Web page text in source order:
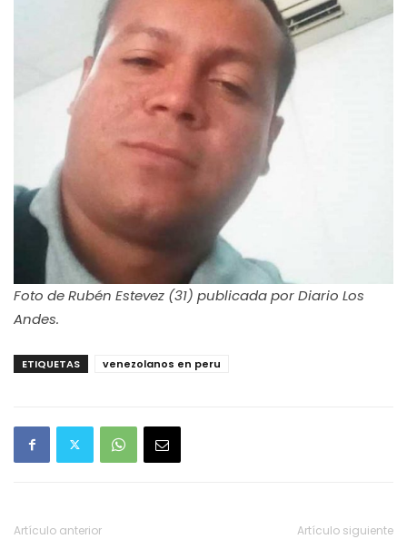
Foto de Rubén Estevez (31) publicada por Diario Los
Andes.
ETIQUETAS venezolanos en peru
Artículo anterior Artículo siguiente